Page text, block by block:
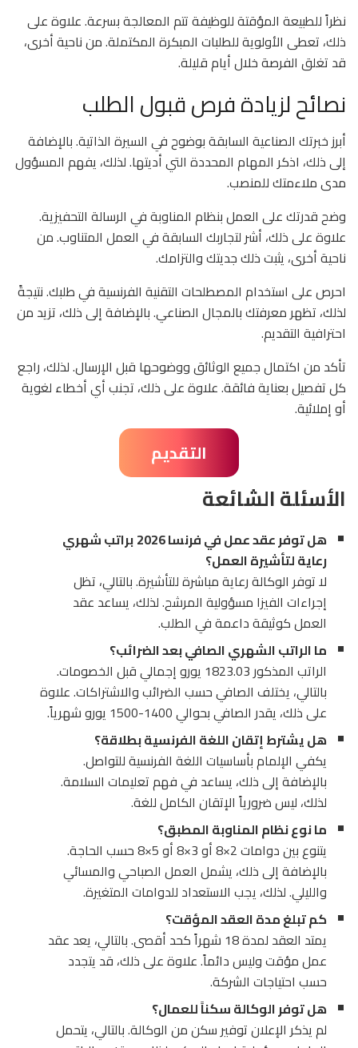
نظراً للطبيعة المؤقتة للوظيفة تتم المعالجة بسرعة. علاوة على
ذلك، تعطى الأولوية للطلبات المبكرة المكتملة. من ناحية أخرى،
قد تغلق الفرصة خلال أيام قليلة.
نصائح لزيادة فرص قبول الطلب
أبرز خبرتك الصناعية السابقة بوضوح في السيرة الذاتية. بالإضافة
إلى ذلك، اذكر المهام المحددة التي أديتها. لذلك، يفهم المسؤول
مدى ملاءمتك للمنصب.
وضح قدرتك على العمل بنظام المناوبة في الرسالة التحفيزية.
علاوة على ذلك، أشر لتجاربك السابقة في العمل المتناوب. من
ناحية أخرى، يثبت ذلك جديتك والتزامك.
احرص على استخدام المصطلحات التقنية الفرنسية في طلبك. نتيجةً
لذلك، تظهر معرفتك بالمجال الصناعي. بالإضافة إلى ذلك، تزيد من
احترافية التقديم.
تأكد من اكتمال جميع الوثائق ووضوحها قبل الإرسال. لذلك، راجع
كل تفصيل بعناية فائقة. علاوة على ذلك، تجنب أي أخطاء لغوية
أو إملائية.
التقديم
الأسئلة الشائعة
هل توفر عقد عمل في فرنسا 2026
براتب شهري
رعاية لتأشيرة العمل؟
لا توفر الوكالة رعاية مباشرة للتأشيرة. بالتالي، تظل
إجراءات الفيزا مسؤولية المرشح. لذلك، يساعد عقد
العمل كوثيقة داعمة في الطلب.
ما الراتب الشهري الصافي بعد الضرائب؟
الراتب المذكور 1823.03 يورو إجمالي قبل الخصومات.
بالتالي، يختلف الصافي حسب الضرائب والاشتراكات. علاوة
على ذلك، يقدر الصافي بحوالي 1400-1500 يورو شهرياً.
هل يشترط إتقان اللغة الفرنسية بطلاقة؟
يكفي الإلمام بأساسيات اللغة الفرنسية للتواصل.
بالإضافة إلى ذلك، يساعد في فهم تعليمات السلامة.
لذلك، ليس ضرورياً الإتقان الكامل للغة.
ما نوع نظام المناوبة المطبق؟
يتنوع بين دوامات 2×8 أو 3×8 أو 5×8 حسب الحاجة.
بالإضافة إلى ذلك، يشمل العمل الصباحي والمسائي
والليلي. لذلك، يجب الاستعداد للدوامات المتغيرة.
كم تبلغ مدة العقد المؤقت؟
يمتد العقد لمدة 18 شهراً كحد أقصى. بالتالي، يعد عقد
عمل مؤقت وليس دائماً. علاوة على ذلك، قد يتجدد
حسب احتياجات الشركة.
هل توفر الوكالة سكناً للعمال؟
لم يذكر الإعلان توفير سكن من الوكالة. بالتالي، يتحمل